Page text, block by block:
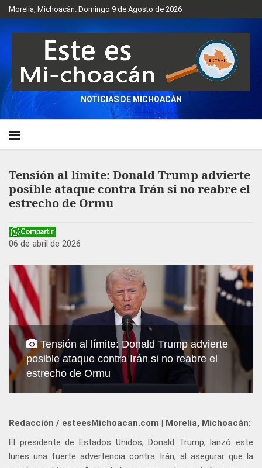
Morelia, Michoacán. Domingo 9 de Agosto de 2026
NOTICIAS DE MICHOACÁN
Tensión al límite: Donald Trump advierte
posible ataque contra Irán si no reabre el
estrecho de Ormu
06 de abril de 2026
Tensión al límite: Donald Trump advierte
posible ataque contra Irán si no reabre el
estrecho de Ormu
Redacción / esteesMichoacan.com | Morelia, Michoacán:
El presidente de Estados Unidos, Donald Trump, lanzó este
lunes una fuerte advertencia contra Irán, al asegurar que la